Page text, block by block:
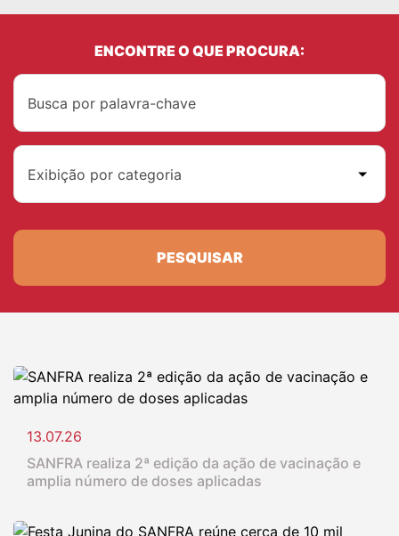
ENCONTRE O QUE PROCURA:
Exibição por categoria
PESQUISAR
13.07.26
SANFRA realiza 2ª edição da ação de vacinação e
amplia número de doses aplicadas